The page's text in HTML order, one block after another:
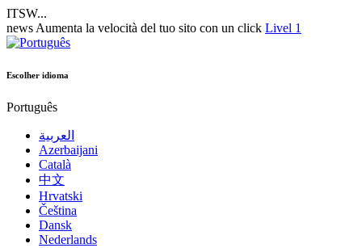
ITSW...
news Aumenta la velocità del tuo sito con un click Livel 1
Escolher idioma
Português
العربية
Azerbaijani
Català
中文
Hrvatski
Čeština
Dansk
Nederlands